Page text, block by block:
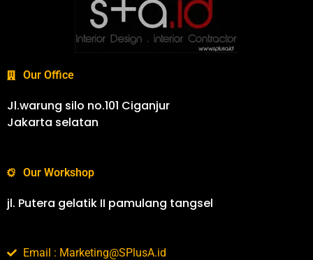
Our Office
Jl.warung silo no.101 Ciganjur
Jakarta selatan
Our Workshop
jl. Putera gelatik II pamulang tangsel
Email : Marketing@SPlusA.id